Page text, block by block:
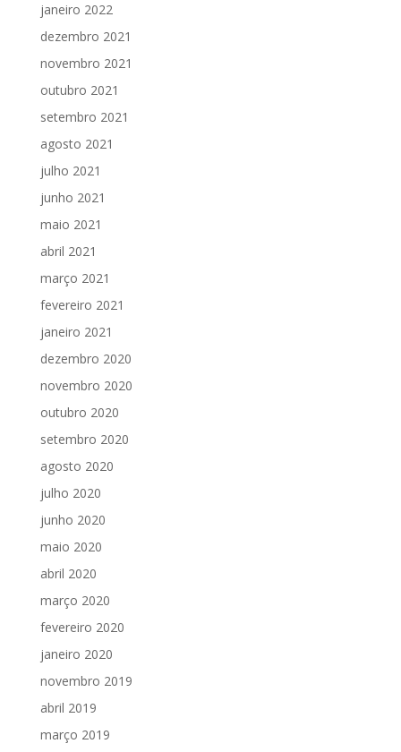
janeiro 2022
dezembro 2021
novembro 2021
outubro 2021
setembro 2021
agosto 2021
julho 2021
junho 2021
maio 2021
abril 2021
março 2021
fevereiro 2021
janeiro 2021
dezembro 2020
novembro 2020
outubro 2020
setembro 2020
agosto 2020
julho 2020
junho 2020
maio 2020
abril 2020
março 2020
fevereiro 2020
janeiro 2020
novembro 2019
abril 2019
março 2019